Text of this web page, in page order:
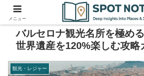
バルセロナ観光名所を極め
世界遺産を120%楽しむ攻略
観光・レジャー
メニュー